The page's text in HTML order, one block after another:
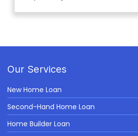
Our Services
New Home Loan
Second-Hand Home Loan
Home Builder Loan